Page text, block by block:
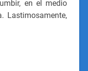
en el medio
Lastimosamente,